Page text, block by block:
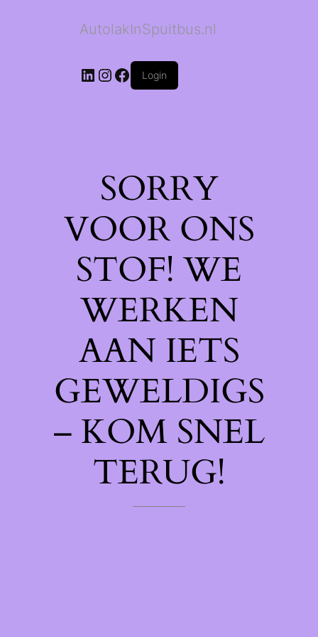
AutolakInSpuitbus.nl
LinkedIn
Instagram
Facebook
Login
SORRY
VOOR ONS
STOF! WE
WERKEN
AAN IETS
GEWELDIGS
– KOM SNEL
TERUG!